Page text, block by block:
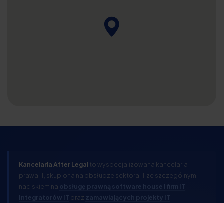
Kancelaria After Legalto wyspecjalizowana kancelaria
prawa IT, skupiona na obsłudze sektora IT ze szczególnym
naciskiem na obsługę prawną software house i firm IT
Integratorów IT oraz zamawiających projekty IT